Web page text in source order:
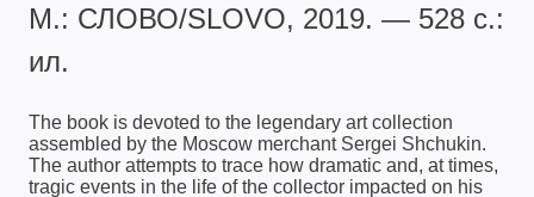
М.: СЛОВО/SLOVO, 2019. — 528 с.:
ил.
The book is devoted to the legendary art collection
assembled by the Moscow merchant Sergei Shchukin.
The author attempts to trace how dramatic and, at times,
tragic events in the life of the collector impacted on his